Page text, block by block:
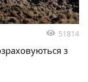
51814
з